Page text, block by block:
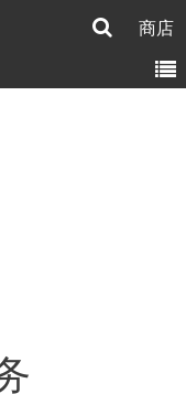
商店